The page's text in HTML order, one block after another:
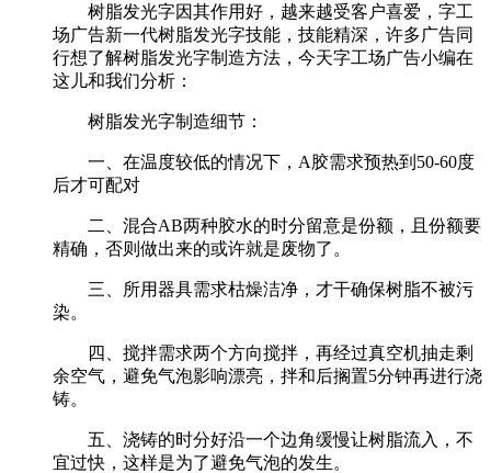
树脂发光字因其作用好，越来越受客户喜爱，字工
场广告新一代树脂发光字技能，技能精深，许多广告同
行想了解树脂发光字制造方法，今天字工场广告小编在
这儿和我们分析：
树脂发光字制造细节：
一、在温度较低的情况下，A胶需求预热到50-60度
后才可配对
二、混合AB两种胶水的时分留意是份额，且份额要
精确，否则做出来的或许就是废物了。
三、所用器具需求枯燥洁净，才干确保树脂不被污
染。
四、搅拌需求两个方向搅拌，再经过真空机抽走剩
余空气，避免气泡影响漂亮，拌和后搁置5分钟再进行浇
铸。
五、浇铸的时分好沿一个边角缓慢让树脂流入，不
宜过快，这样是为了避免气泡的发生。